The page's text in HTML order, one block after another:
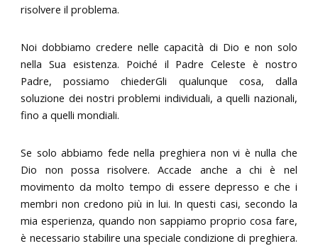
risolvere il problema.
Noi dobbiamo credere nelle capacità di Dio e non solo
nella Sua esistenza. Poiché il Padre Celeste è nostro
Padre, possiamo chiederGli qualunque cosa, dalla
soluzione dei nostri problemi individuali, a quelli nazionali,
fino a quelli mondiali.
Se solo abbiamo fede nella preghiera non vi è nulla che
Dio non possa risolvere. Accade anche a chi è nel
movimento da molto tempo di essere depresso e che i
membri non credono più in lui. In questi casi, secondo la
mia esperienza, quando non sappiamo proprio cosa fare,
è necessario stabilire una speciale condizione di preghiera.